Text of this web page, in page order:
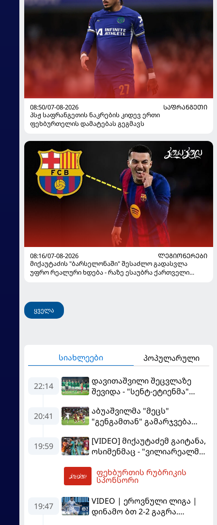
08:50/07-08-2026
ᲡᲐᲤᲠᲐᲜᲒᲔᲗᲘ
პსჟ საფრანგეთის ნაკრების კიდევ ერთი
ფეხბურთელის დამატებას გეგმავს
08:16/07-08-2026
ᲚᲔᲒᲘᲝᲜᲔᲠᲔᲑᲘ
მიქაუტაძის "ბარსელონაში" შესაძლო გადასვლა
უფრო რეალური ხდება - რაზე ესაუბრა ქართველი
ყველა
სიახლეები პოპულარული
22:14
დავითაშვილი შეცვლაზე
შევიდა - "სენტ-ეტიენმა"
20:41
აბუაშვილმა "მეცს"
"გენგამთან" გამარჯვება
19:59
[VIDEO] მიქაუტაძემ გაიტანა,
ოსიმენმაც - "ვილიარეალმა"
"გალათასარაის" მოუგო
ფეხბურთის რუბრიკის
სპონსორი
19:47
VIDEO | ეროვნული ლიგა |
დინამო ბთ 2-2 გაგრა.